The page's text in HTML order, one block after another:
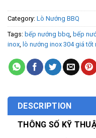
Category: Lò Nướng BBQ
Tags: bếp nướng bbq, bếp
inox, lò nướng inox 304 giá tốt
DESCRIPTION
THÔNG SỐ KỸ